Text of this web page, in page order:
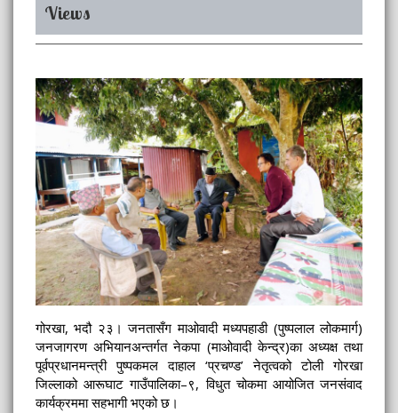
Views
गोरखा, भदौ २३। जनतासँग माओवादी मध्यपहाडी (पुष्पलाल लोकमार्ग)
जनजागरण अभियानअन्तर्गत नेकपा (माओवादी केन्द्र)का अध्यक्ष तथा
पूर्वप्रधानमन्त्री पुष्पकमल दाहाल ‘प्रचण्ड’ नेतृत्वको टोली गोरखा
जिल्लाको आरूघाट गाउँपालिका–९, विधुत चोकमा आयोजित जनसंवाद
कार्यक्रममा सहभागी भएको छ।